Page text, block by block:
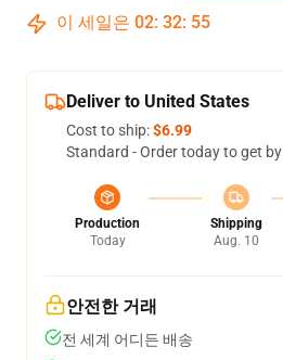
이 세일은 02: 32: 55
Deliver to United States
Cost to ship:$6.99
Standard - Order today to get by
Production
Today
Shipping
Aug. 10
안전한 거래
전 세계 어디든 배송